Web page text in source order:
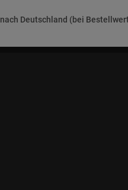
nach Deutschland (bei